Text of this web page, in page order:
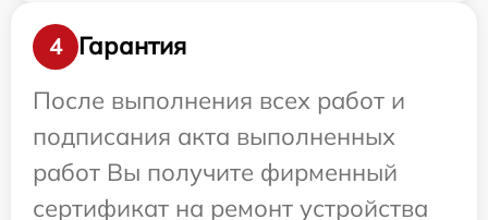
4
Гарантия
После выполнения всех работ и
подписания акта выполненных
работ Вы получите фирменный
сертификат на ремонт устройства